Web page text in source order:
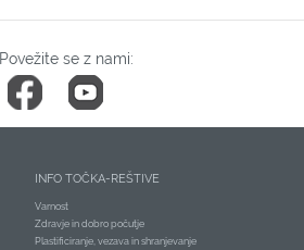
Povežite se z nami:
INFO TOČKA-REŠTIVE
Varnost
Zdravje in dobro počutje
Plastificiranje, vezava in shranjevanje